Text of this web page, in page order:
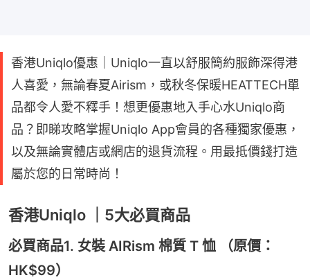
香港Uniqlo優惠｜Uniqlo一直以舒服簡約服飾深得港
人喜愛，無論春夏Airism，或秋冬保暖HEATTECH單
品都令人愛不釋手！想更優惠地入手心水Uniqlo商
品？即睇攻略掌握Uniqlo App會員的各種獨家優惠，
以及無論實體店或網店的退貨流程。用最抵價錢打造
屬於您的日常時尚！
香港Uniqlo ｜5大必買商品
必買商品1. 女裝 AIRism 棉質 T 恤 （原價：
HK$99）